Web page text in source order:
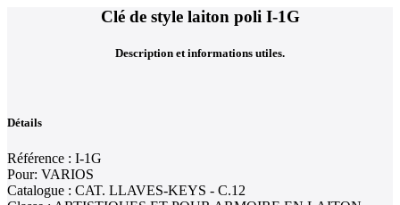
Clé de style laiton poli I-1G
Description et informations utiles.
Détails
Référence : I-1G
Pour: VARIOS
Catalogue : CAT. LLAVES-KEYS - C.12